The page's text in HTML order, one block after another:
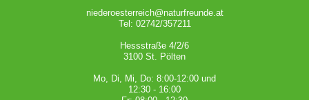
niederoesterreich@naturfreunde.at
Tel: 02742/357211
Hessstraße 4/2/6
3100 St. Pölten
Mo, Di, Mi, Do: 8:00-12:00 und
12:30 - 16:00